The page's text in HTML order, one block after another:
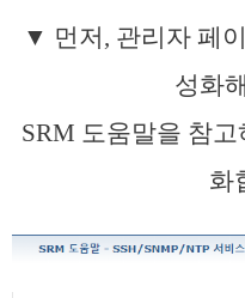
▼ 먼저, 관리자 페
성화
SRM 도움말을 참고
화